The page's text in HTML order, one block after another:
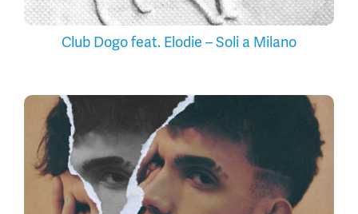
Club Dogo feat. Elodie – Soli a Milano